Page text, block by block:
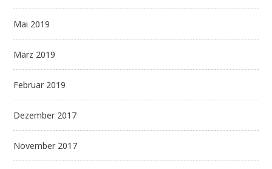
Mai 2019
März 2019
Februar 2019
Dezember 2017
November 2017